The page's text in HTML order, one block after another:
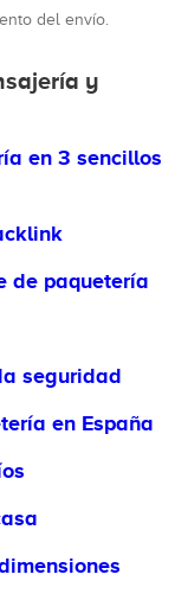
del envío.
y
en 3 sencillos
de paquetería
seguridad
en España